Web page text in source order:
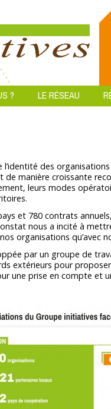
? LE RÉSEAU
des
manière croissante
leurs modes
et 780 contrats
nous a incité à
organisations qu’avec
par un groupe de
extérieurs pour
une prise en compte et